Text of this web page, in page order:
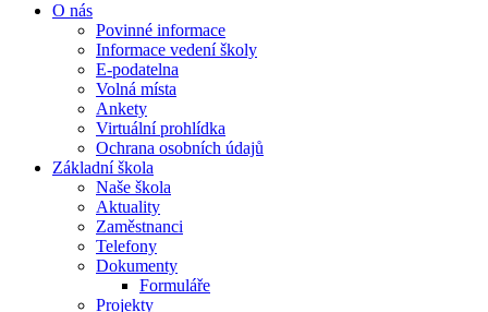
O nás
Povinné informace
Informace vedení školy
E-podatelna
Volná místa
Ankety
Virtuální prohlídka
Ochrana osobních údajů
Základní škola
Naše škola
Aktuality
Zaměstnanci
Telefony
Dokumenty
Formuláře
Projekty